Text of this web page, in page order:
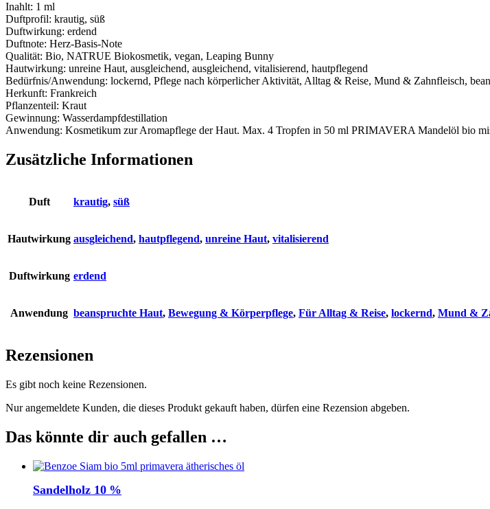
Inahlt: 1 ml
Duftprofil: krautig, süß
Duftwirkung: erdend
Duftnote: Herz-Basis-Note
Qualität: Bio, NATRUE Biokosmetik, vegan, Leaping Bunny
Hautwirkung: unreine Haut, ausgleichend, ausgleichend, vitalisierend, hautpflegend
Bedürfnis/Anwendung: lockernd, Pflege nach körperlicher Aktivität, Alltag & Reise, Mund & Zahnfleisch,
Herkunft: Frankreich
Pflanzenteil: Kraut
Gewinnung: Wasserdampfdestillation
Anwendung: Kosmetikum zur Aromapflege der Haut. Max. 4 Tropfen in 50 ml PRIMAVERA Mandelöl bio
Zusätzliche Informationen
Duft krautig, süß
Hautwirkung ausgleichend, hautpflegend, unreine Haut, vitalisierend
Duftwirkung erdend
Anwendung beanspruchte Haut, Bewegung & Körperpflege, Für Alltag & Reise, lockernd, Mund &
Rezensionen
Es gibt noch keine Rezensionen.
Nur angemeldete Kunden, die dieses Produkt gekauft haben, dürfen eine Rezension abgeben.
Das könnte dir auch gefallen …
Sandelholz 10 %